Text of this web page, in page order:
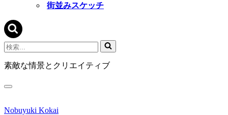
街並みスケッチ
検
索...
素敵な情景とクリエイティブ
ナ
ゲ
Nobuyuki Kokai